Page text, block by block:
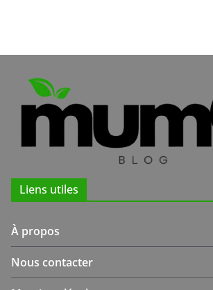
Liens utiles
À propos
Nous contacter